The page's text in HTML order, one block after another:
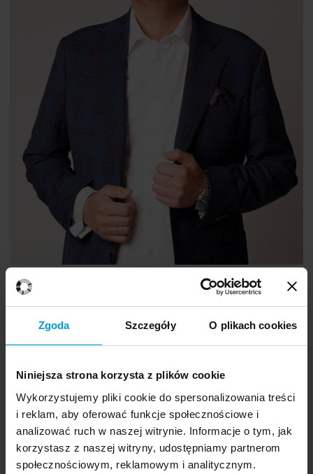
Zgoda Szczegóły O plikach cookies
Niniejsza strona korzysta z plików cookie
Wykorzystujemy pliki cookie do spersonalizowania treści
i reklam, aby oferować funkcje społecznościowe i
analizować ruch w naszej witrynie. Informacje o tym, jak
korzystasz z naszej witryny, udostępniamy partnerom
społecznościowym, reklamowym i analitycznym.
Aleksandra Łuszczyńska
Nowe wyzwania psychologii
Godlewska